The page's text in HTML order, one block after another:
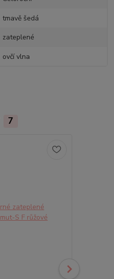
tmavě šedá
zateplené
ovčí vlna
7